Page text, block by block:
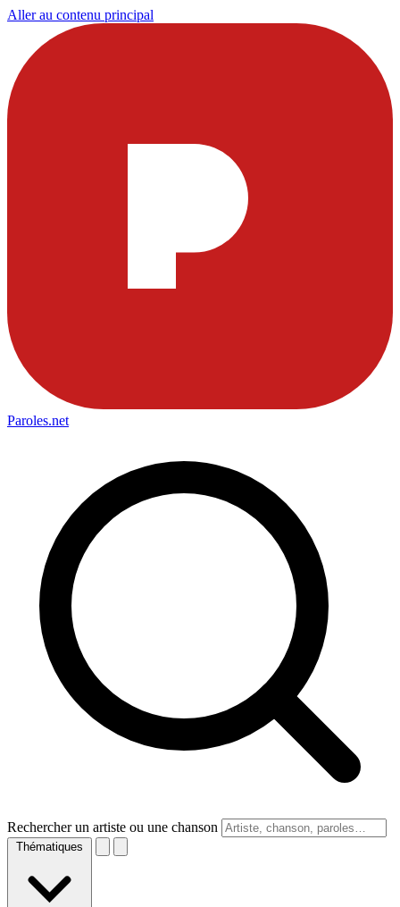
Aller au contenu principal
Paroles.net
Rechercher un artiste ou une chanson
Thématiques